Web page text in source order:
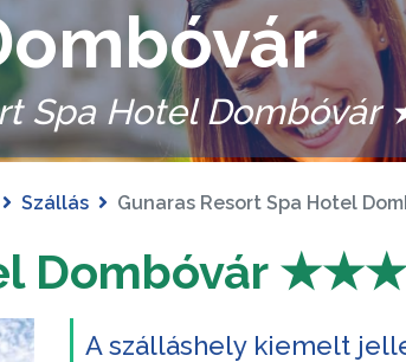
Spa Hotel
Szállás Gunaras Resort Spa Hotel
Dombóvár
A szálláshely kiemelt